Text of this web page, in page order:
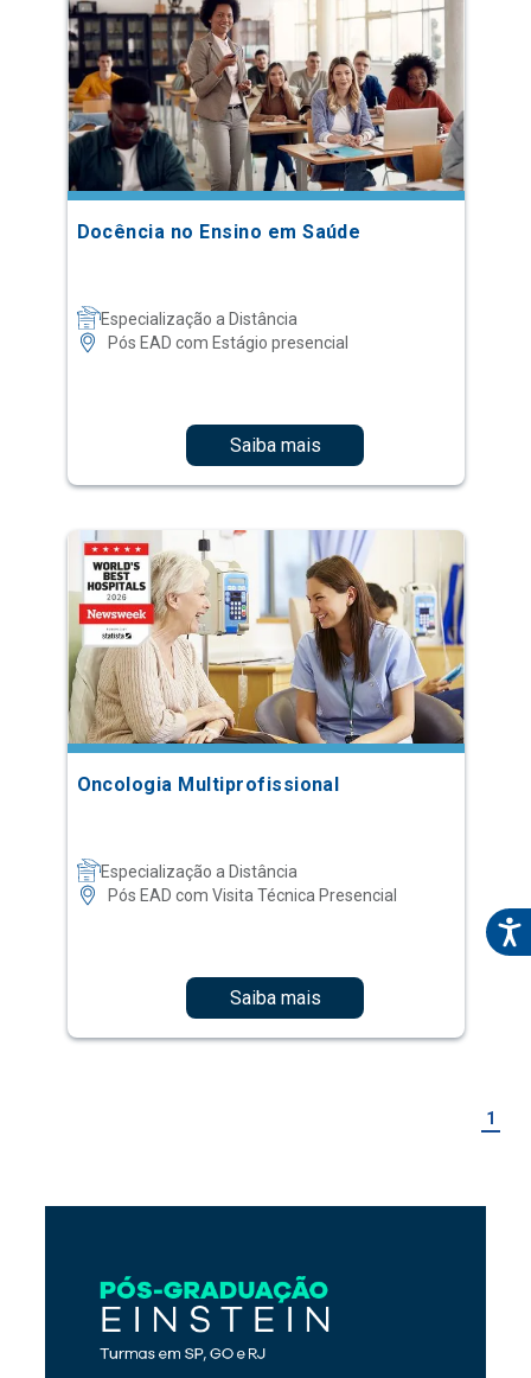
Docência no Ensino em Saúde
Especialização a Distância
Pós EAD com Estágio presencial
Saiba mais
Oncologia Multiprofissional
Especialização a Distância
Pós EAD com Visita Técnica Presencial
Saiba mais
1